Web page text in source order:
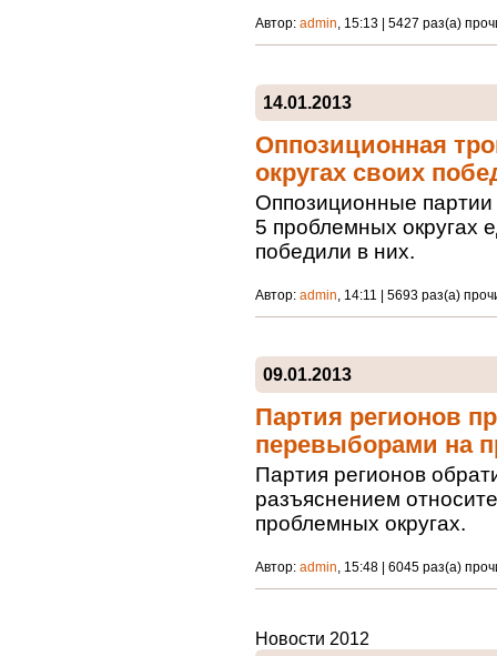
Автор: admin, 15:13 | 5427 раз(а)
14.01.2013
Оппозиционная
округах своих
Оппозиционные
5 проблемных округах
победили в них.
Автор: admin, 14:11 | 5693 раз(а)
09.01.2013
Партия регионов
перевыборами на
Партия регионов
разъяснением
проблемных округах.
Автор: admin, 15:48 | 6045 раз(а)
Новости 2012